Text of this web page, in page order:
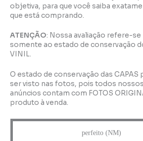
objetiva, para que você saiba
que está comprando.
ATENÇÃO: Nossa avaliação refere-se
somente ao estado de conservação
VINIL.
O estado de conservação das CAPAS
ser visto nas fotos, pois todos nossos
anúncios contam com FOTOS
produto à venda.
perfeito (NM)